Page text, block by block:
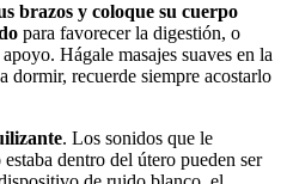
brazos y coloque su cuerpo
para favorecer la digestión, o
Hágale masajes suaves en la
dormir, recuerde siempre acostarlo
. Los sonidos que le
dentro del útero pueden ser